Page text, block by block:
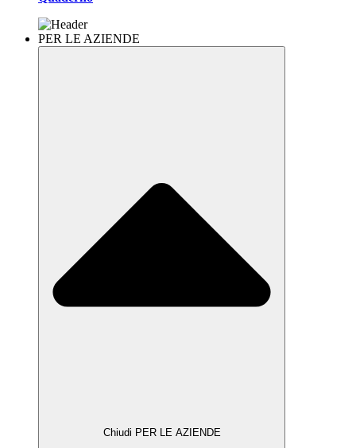
PER LE AZIENDE
Chiudi PER LE AZIENDE